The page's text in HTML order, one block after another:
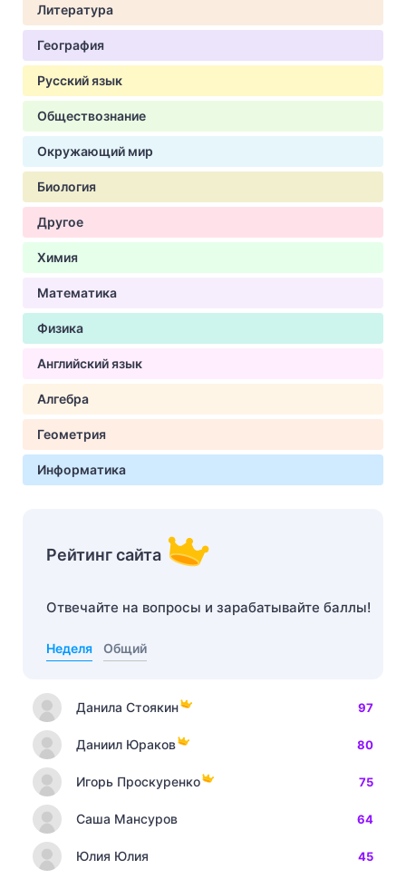
Литература
География
Русский язык
Обществознание
Окружающий мир
Биология
Другое
Химия
Математика
Физика
Английский язык
Алгебра
Геометрия
Информатика
Рейтинг сайта
Отвечайте на вопросы и зарабатывайте баллы!
Неделя Общий
Данила Стоякин 97
Даниил Юраков 80
Игорь Проскуренко 75
Саша Мансуров 64
Юлия Юлия 45